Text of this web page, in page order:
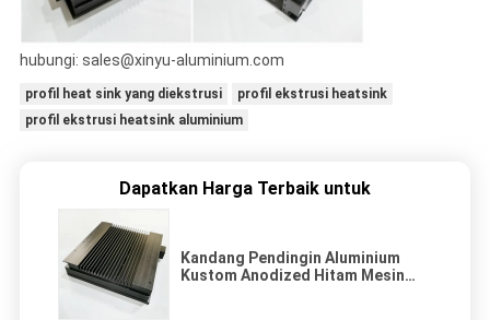
hubungi: sales@xinyu-aluminium.com
profil heat sink yang diekstrusi
profil ekstrusi heatsink
profil ekstrusi heatsink aluminium
Dapatkan Harga Terbaik untuk
Kandang Pendingin Aluminium
Kustom Anodized Hitam Mesin